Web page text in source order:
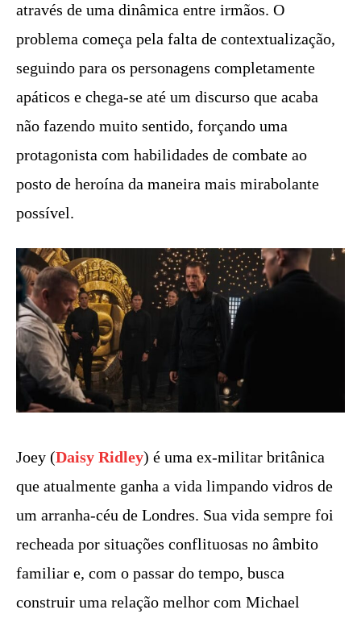
através de uma dinâmica entre irmãos. O
problema começa pela falta de contextualização,
seguindo para os personagens completamente
apáticos e chega-se até um discurso que acaba
não fazendo muito sentido, forçando uma
protagonista com habilidades de combate ao
posto de heroína da maneira mais mirabolante
possível.
Joey (Daisy Ridley) é uma ex-militar britânica
que atualmente ganha a vida limpando vidros de
um arranha-céu de Londres. Sua vida sempre foi
recheada por situações conflituosas no âmbito
familiar e, com o passar do tempo, busca
construir uma relação melhor com Michael